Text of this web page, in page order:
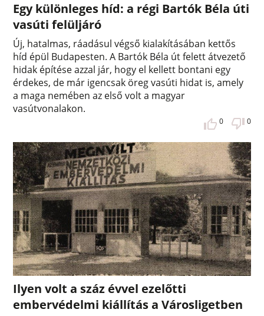
Egy különleges híd: a régi Bartók Béla úti
vasúti felüljáró
Új, hatalmas, ráadásul végső kialakításában kettős
híd épül Budapesten. A Bartók Béla út felett átvezető
hidak építése azzal jár, hogy el kellett bontani egy
érdekes, de már igencsak öreg vasúti hidat is, amely
a maga nemében az első volt a magyar
vasútvonalakon.
0 0
Ilyen volt a száz évvel ezelőtti
embervédelmi kiállítás a Városligetben